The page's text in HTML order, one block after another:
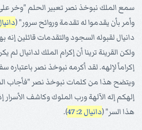
سمع الملك نبوخذ نصر تعبير الحلم "وخر
وأمر بأن يقدموا له تقدمة وروائح سرور" (دانيال
دانيال لقبوله السجود والتقدمات قائلين
ولكن القرينة ترينا أن إكرام الملك لدانيال
إكراماً لإلهه. لقد أكرمه نبوخذ نصر باعتباره
ويتضح هذا من كلمات نبوخذ نصر "فأجاب
إلهكم إله الآلهة ورب الملوك وكاشف
هذا السر" (دانيال 2: 47 ).